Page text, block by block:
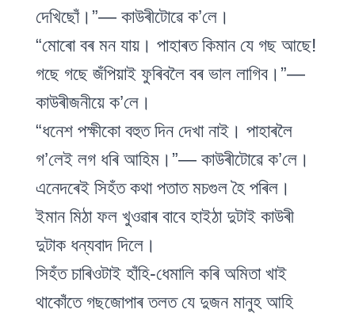
দেখিছোঁ।”— কাউৰীটোৱে ক’লে।
“মোৰো বৰ মন যায়। পাহাৰত কিমান যে গছ আছে!
গছে গছে জঁপিয়াই ফুৰিবলৈ বৰ ভাল লাগিব।”—
কাউৰীজনীয়ে ক’লে।
“ধনেশ পক্ষীকো বহুত দিন দেখা নাই। পাহাৰলৈ
গ’লেই লগ ধৰি আহিম।”— কাউৰীটোৱে ক’লে।
এনেদৰেই সিহঁত কথা পতাত মচগুল হৈ পৰিল।
ইমান মিঠা ফল খুওৱাৰ বাবে হাইঠা দুটাই কাউৰী
দুটাক ধন্যবাদ দিলে।
সিহঁত চাৰিওটাই হাঁহি-ধেমালি কৰি অমিতা খাই
থাকোঁতে গছজোপাৰ তলত যে দুজন মানুহ আহি